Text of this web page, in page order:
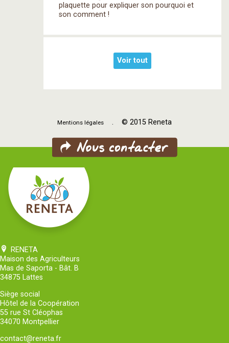
plaquette pour expliquer son pourquoi et
son comment !
Voir tout
Mentions légales . © 2015 Reneta
RENETA
Maison des Agriculteurs
Mas de Saporta - Bât. B
34875 Lattes
Siège social
Hôtel de la Coopération
55 rue St Cléophas
34070 Montpellier
contact@reneta.fr